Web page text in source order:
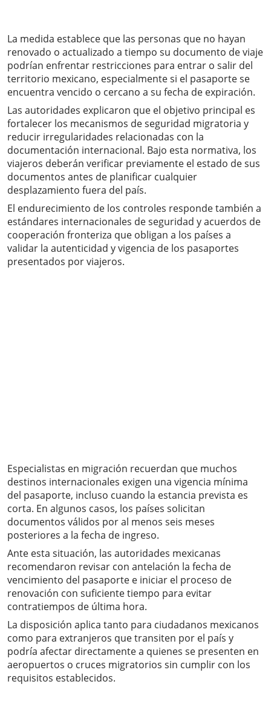
La medida establece que las personas que no hayan
renovado o actualizado a tiempo su documento de viaje
podrían enfrentar restricciones para entrar o salir del
territorio mexicano, especialmente si el pasaporte se
encuentra vencido o cercano a su fecha de expiración.
Las autoridades explicaron que el objetivo principal es
fortalecer los mecanismos de seguridad migratoria y
reducir irregularidades relacionadas con la
documentación internacional. Bajo esta normativa, los
viajeros deberán verificar previamente el estado de sus
documentos antes de planificar cualquier
desplazamiento fuera del país.
El endurecimiento de los controles responde también a
estándares internacionales de seguridad y acuerdos de
cooperación fronteriza que obligan a los países a
validar la autenticidad y vigencia de los pasaportes
presentados por viajeros.
Especialistas en migración recuerdan que muchos
destinos internacionales exigen una vigencia mínima
del pasaporte, incluso cuando la estancia prevista es
corta. En algunos casos, los países solicitan
documentos válidos por al menos seis meses
posteriores a la fecha de ingreso.
Ante esta situación, las autoridades mexicanas
recomendaron revisar con antelación la fecha de
vencimiento del pasaporte e iniciar el proceso de
renovación con suficiente tiempo para evitar
contratiempos de última hora.
La disposición aplica tanto para ciudadanos mexicanos
como para extranjeros que transiten por el país y
podría afectar directamente a quienes se presenten en
aeropuertos o cruces migratorios sin cumplir con los
requisitos establecidos.